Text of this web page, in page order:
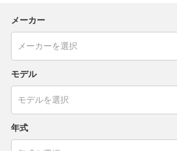
メーカー
モデル
年式